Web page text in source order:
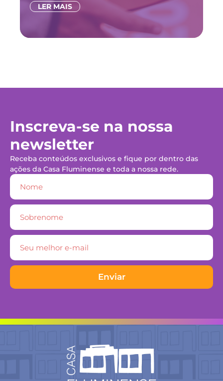
LER MAIS
Inscreva-se na nossa
newsletter
Receba conteúdos exclusivos e fique por dentro das
ações da Casa Fluminense e toda a nossa rede.
Enviar